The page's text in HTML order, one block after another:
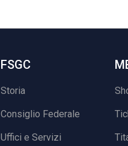
FSGC
Storia
Consiglio Federale
Uffici e Servizi